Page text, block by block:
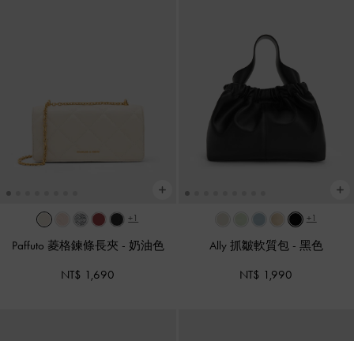
+1
Paffuto 菱格鍊條長夾 - 奶油色
NT$ 1,690
+1
Ally 抓皺軟質包 - 黑色
NT$ 1,990